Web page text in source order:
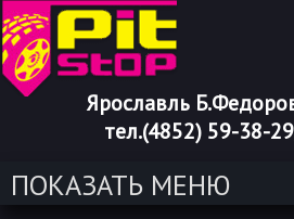
Ярославль
тел.(4852) 59-38-
ПОКАЗАТЬ МЕНЮ